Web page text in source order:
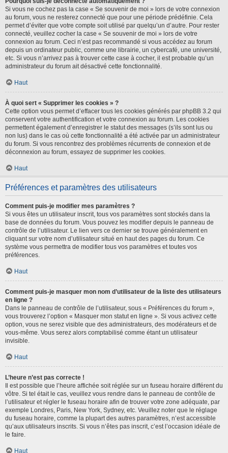
Si vous ne cochez pas la case « Se souvenir de moi » lors de votre connexion
au forum, vous ne resterez connecté que pour une période prédéfinie. Cela
permet d’éviter que votre compte soit utilisé par quelqu’un d’autre. Pour rester
connecté, veuillez cocher la case « Se souvenir de moi » lors de votre
connexion au forum. Ceci n’est pas recommandé si vous accédez au forum
depuis un ordinateur public, comme une librairie, un cybercafé, une université,
etc. Si vous n’arrivez pas à trouver cette case à cocher, il est probable qu’un
administrateur du forum ait désactivé cette fonctionnalité.
Haut
À quoi sert « Supprimer les cookies » ?
Cette option vous permet d’effacer tous les cookies générés par phpBB 3.2 qui
conservent votre authentification et votre connexion au forum. Les cookies
permettent également d’enregistrer le statut des messages (s’ils sont lus ou
non lus) dans le cas où cette fonctionnalité a été activée par un administrateur
du forum. Si vous rencontrez des problèmes récurrents de connexion et de
déconnexion au forum, essayez de supprimer les cookies.
Haut
Préférences et paramètres des utilisateurs
Comment puis-je modifier mes paramètres ?
Si vous êtes un utilisateur inscrit, tous vos paramètres sont stockés dans la
base de données du forum. Vous pouvez les modifier depuis le panneau de
contrôle de l’utilisateur. Le lien vers ce dernier se trouve généralement en
cliquant sur votre nom d’utilisateur situé en haut des pages du forum. Ce
système vous permettra de modifier tous vos paramètres et toutes vos
préférences.
Haut
Comment puis-je masquer mon nom d’utilisateur de la liste des utilisateurs
en ligne ?
Dans le panneau de contrôle de l’utilisateur, sous « Préférences du forum »,
vous trouverez l’option « Masquer mon statut en ligne ». Si vous activez cette
option, vous ne serez visible que des administrateurs, des modérateurs et de
vous-même. Vous serez alors comptabilisé comme étant un utilisateur
invisible.
Haut
L’heure n’est pas correcte !
Il est possible que l’heure affichée soit réglée sur un fuseau horaire différent du
vôtre. Si tel était le cas, veuillez vous rendre dans le panneau de contrôle de
l’utilisateur et régler le fuseau horaire afin de trouver votre zone adéquate, par
exemple Londres, Paris, New York, Sydney, etc. Veuillez noter que le réglage
du fuseau horaire, comme la plupart des autres paramètres, n’est accessible
qu’aux utilisateurs inscrits. Si vous n’êtes pas inscrit, c’est l’occasion idéale de
le faire.
Haut